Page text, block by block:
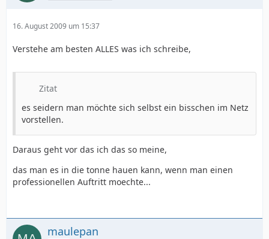
16. August 2009 um 15:37
Verstehe am besten ALLES was ich schreibe,
Zitat
es seidern man möchte sich selbst ein bisschen im Netz
vorstellen.
Daraus geht vor das ich das so meine,
das man es in die tonne hauen kann, wenn man einen
professionellen Auftritt moechte...
maulepan